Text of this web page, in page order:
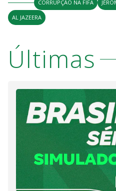
CORRUPÇÃO NA FIFA
AL JAZEERA
Últimas